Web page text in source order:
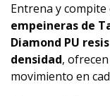
Entrena y
empeineras de
Diamond PU
densidad,
movimiento en